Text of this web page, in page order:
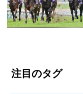
注目のタグ